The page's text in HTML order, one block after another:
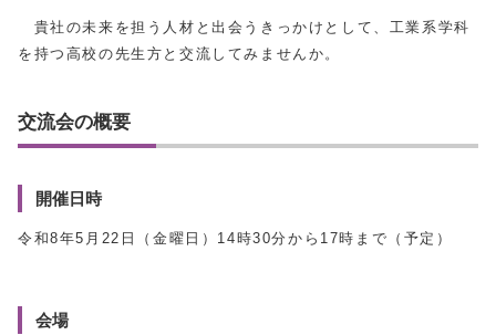
貴社の未来を担う人材と出会うきっかけとして、工業系学科
を持つ高校の先生方と交流してみませんか。
交流会の概要
開催日時
令和8年5月22日（金曜日）14時30分から17時まで（予定）
会場